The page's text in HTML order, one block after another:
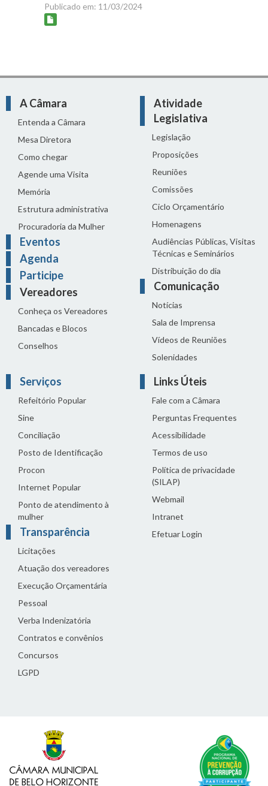
Publicado em: 11/03/2024
A Câmara
Entenda a Câmara
Mesa Diretora
Como chegar
Agende uma Visita
Memória
Estrutura administrativa
Procuradoria da Mulher
Eventos
Agenda
Participe
Vereadores
Conheça os Vereadores
Bancadas e Blocos
Conselhos
Atividade
Legislativa
Legislação
Proposições
Reuniões
Comissões
Ciclo Orçamentário
Homenagens
Audiências Públicas, Visitas
Técnicas e Seminários
Distribuição do dia
Comunicação
Notícias
Sala de Imprensa
Vídeos de Reuniões
Solenidades
Serviços
Refeitório Popular
Sine
Conciliação
Posto de Identificação
Procon
Internet Popular
Ponto de atendimento à
mulher
Transparência
Licitações
Atuação dos vereadores
Execução Orçamentária
Pessoal
Verba Indenizatória
Contratos e convênios
Concursos
LGPD
Links Úteis
Fale com a Câmara
Perguntas Frequentes
Acessibilidade
Termos de uso
Política de privacidade
(SILAP)
Webmail
Intranet
Efetuar Login